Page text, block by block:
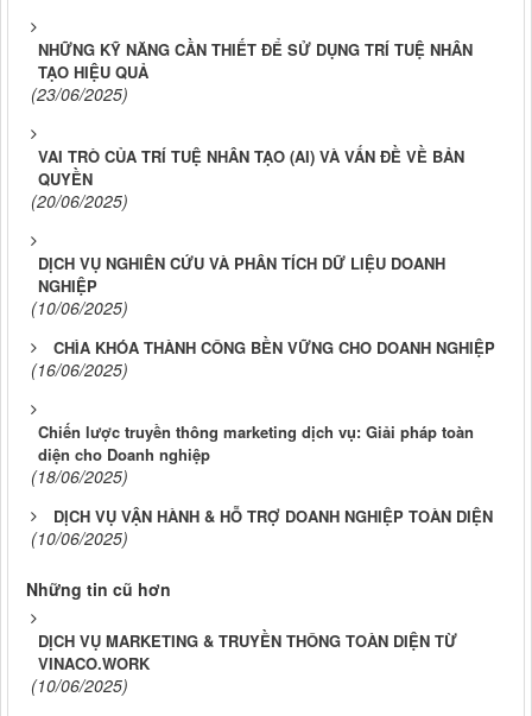
NHỮNG KỸ NĂNG CẦN THIẾT ĐỂ SỬ DỤNG TRÍ TUỆ NHÂN
TẠO HIỆU QUẢ
(23/06/2025)
VAI TRÒ CỦA TRÍ TUỆ NHÂN TẠO (AI) VÀ VẤN ĐỀ VỀ BẢN
QUYỀN
(20/06/2025)
DỊCH VỤ NGHIÊN CỨU VÀ PHÂN TÍCH DỮ LIỆU DOANH
NGHIỆP
(10/06/2025)
CHÌA KHÓA THÀNH CÔNG BỀN VỮNG CHO DOANH NGHIỆP
(16/06/2025)
Chiến lược truyền thông marketing dịch vụ: Giải pháp toàn
diện cho Doanh nghiệp
(18/06/2025)
DỊCH VỤ VẬN HÀNH & HỖ TRỢ DOANH NGHIỆP TOÀN DIỆN
(10/06/2025)
Những tin cũ hơn
DỊCH VỤ MARKETING & TRUYỀN THÔNG TOÀN DIỆN TỪ
VINACO.WORK
(10/06/2025)